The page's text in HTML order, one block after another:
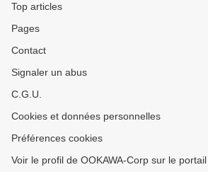
Top articles
Pages
Contact
Signaler un abus
C.G.U.
Cookies et données personnelles
Préférences cookies
Voir le profil de OOKAWA-Corp sur le